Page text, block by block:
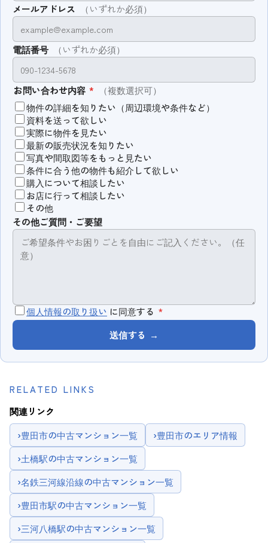
メールアドレス （いずれか必須）
電話番号 （いずれか必須）
お問い合わせ内容 *
（複数選択可）
物件の詳細を知りたい（周辺環境や条件など）
資料を送って欲しい
実際に物件を見たい
最新の販売状況を知りたい
写真や間取図等をもっと見たい
条件に合う他の物件も紹介して欲しい
購入について相談したい
お店に行って相談したい
その他
その他ご質問・ご要望
個人情報の取り扱い に同意する *
送信する →
RELATED LINKS
関連リンク
›豊田市の中古マンション一覧 ›豊田市のエリア情報
›土橋駅の中古マンション一覧
›名鉄三河線沿線の中古マンション一覧
›豊田市駅の中古マンション一覧
›三河八橋駅の中古マンション一覧